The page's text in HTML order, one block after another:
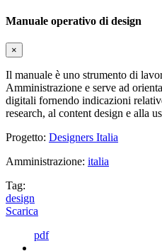
Manuale operativo di design
×
Il manuale è uno strumento di
Amministrazione e serve ad
digitali fornendo indicazioni
research, al content design e alla
Progetto: Designers Italia
Amministrazione: italia
Tag:
design
Scarica
pdf